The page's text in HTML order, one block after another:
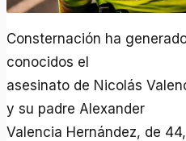
Consternación ha
conocidos el
asesinato de Nicolás
y su padre Alexander
Valencia Hernández, de